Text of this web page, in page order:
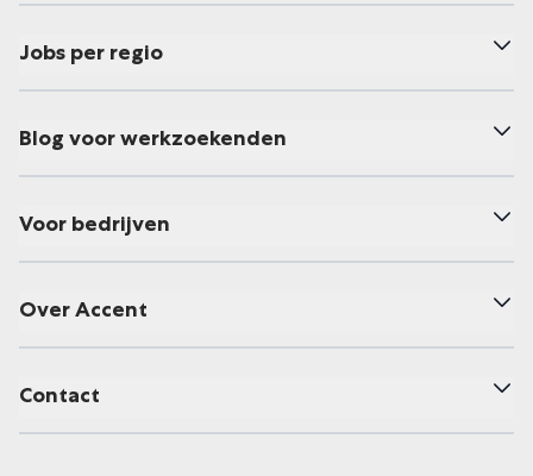
Jobs per regio
Blog voor werkzoekenden
Voor bedrijven
Over Accent
Contact